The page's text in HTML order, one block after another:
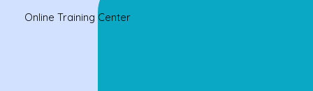
Online Training Center